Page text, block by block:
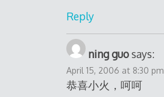
Reply
ning guo says:
April 15, 2006 at 8:30 pm
恭喜小火，呵呵